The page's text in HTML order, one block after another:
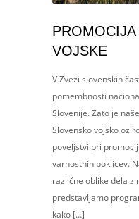
VOJSKE
V Zvezi slovenskih
pomembnosti
Slovenije. Zato je
Slovensko vojsko
poveljstvi pri
varnostnih poklicev.
različne oblike dela z
predstavljamo
kako […]